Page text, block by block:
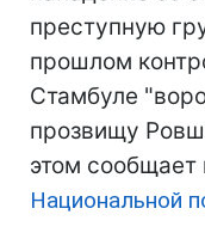
преступную
прошлом
Стамбуле
прозвищу
этом
Национальной